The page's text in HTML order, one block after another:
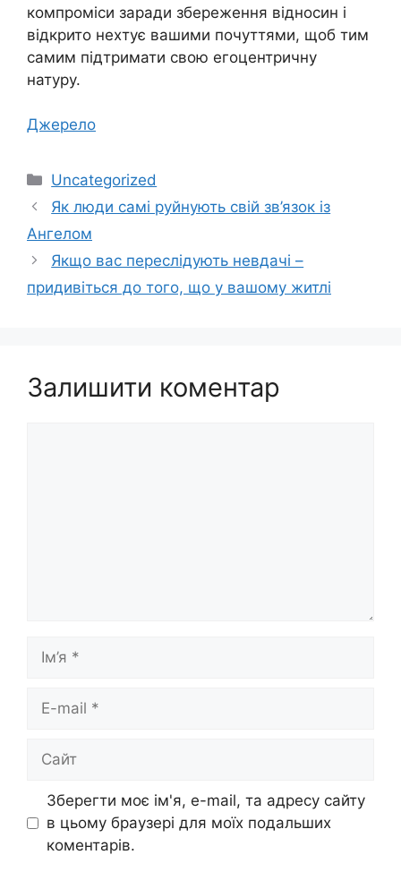
компроміси заради збереження відносин і
відкрито нехтує вашими почуттями, щоб тим
самим підтримати свою егоцентричну
натуру.
Джерело
Категорії
Uncategorized
Як люди самі руйнують свій зв’язок із
Ангелом
Якщо вас переслідують невдачі –
придивіться до того, що у вашому житлі
Залишити коментар
Ім’я
Сайт
Зберегти моє ім'я, e-mail, та адресу сайту
в цьому браузері для моїх подальших
коментарів.